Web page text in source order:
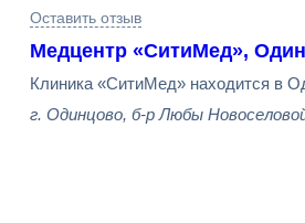
Оставить отзыв
Медцентр «СитиМед»,
Клиника «СитиМед» находится в
г. Одинцово, б-р Любы